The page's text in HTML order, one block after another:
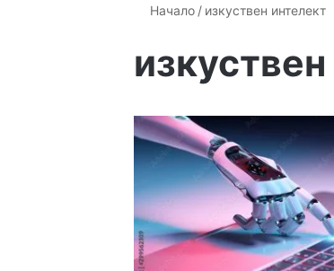
Начало / изкуствен интелект